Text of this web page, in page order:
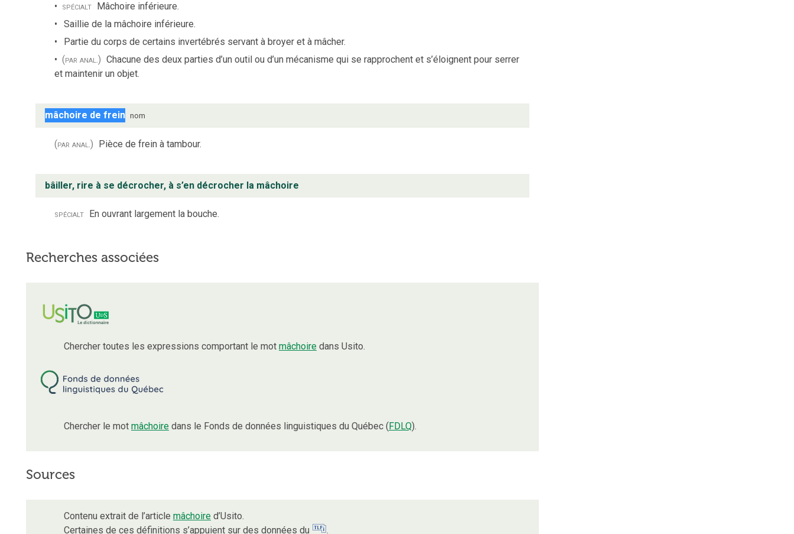
spécialt Mâchoire inférieure.
Saillie de la mâchoire inférieure.
Partie du corps de certains invertébrés servant à broyer et à mâcher.
(par anal.) Chacune des deux parties d’un outil ou d’un mécanisme qui se rapprochent et s’éloignent pour serrer
et maintenir un objet.
mâchoire de frein nom
(par anal.) Pièce de frein à tambour.
bâiller, rire à se décrocher, à s’en décrocher la mâchoire
spécialt En ouvrant largement la bouche.
Recherches associées
Chercher toutes les expressions comportant le mot mâchoire dans Usito.
Chercher le mot mâchoire dans le Fonds de données linguistiques du Québec (FDLQ).
Sources
Contenu extrait de l’article mâchoire d’Usito.
Certaines de ces définitions s’appuient sur des données du
.